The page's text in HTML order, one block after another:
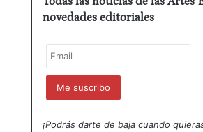
novedades editoriales
¡Podrás darte de baja cuando